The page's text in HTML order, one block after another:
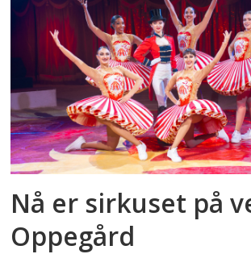
Nå er sirkuset på
Oppegård